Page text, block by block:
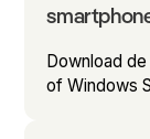
Download
of Windows